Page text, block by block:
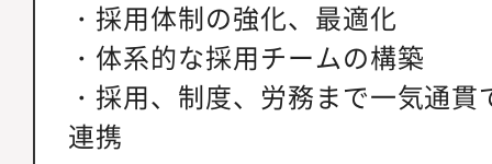
・採用体制の強化、最適化
・体系的な採用チームの構築
・採用、制度、労務まで一気通
連携